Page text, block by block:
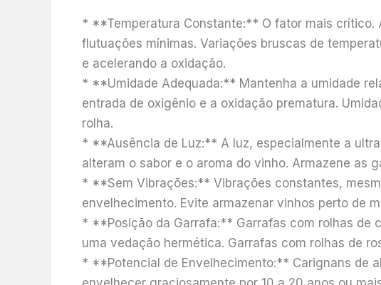
* **Temperatura Constante:** O fator mais crítico.
flutuações mínimas. Variações bruscas de
e acelerando a oxidação.
* **Umidade Adequada:** Mantenha a umidade
entrada de oxigênio e a oxidação prematura.
rolha.
* **Ausência de Luz:** A luz, especialmente a
alteram o sabor e o aroma do vinho. Armazene as
* **Sem Vibrações:** Vibrações constantes,
envelhecimento. Evite armazenar vinhos perto de
* **Posição da Garrafa:** Garrafas com rolhas de
uma vedação hermética. Garrafas com rolhas de
* **Potencial de Envelhecimento:** Carignans de